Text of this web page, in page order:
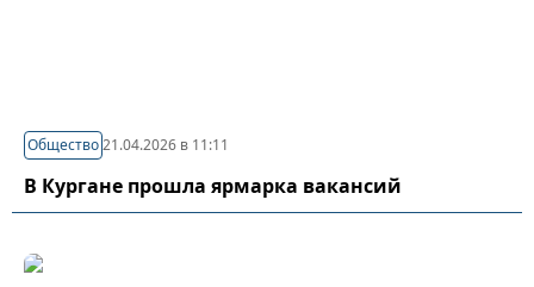
Общество21.04.2026 в 11:11
В Кургане прошла ярмарка вакансий